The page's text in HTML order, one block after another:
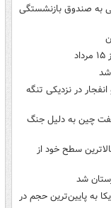
از ۱۰۰ همتی به صندوق‌ بازنشستگی
در نزدیکی تنگه
چین به دلیل جنگ
سطح خود از
شد
به پایین‌ترین حجم در